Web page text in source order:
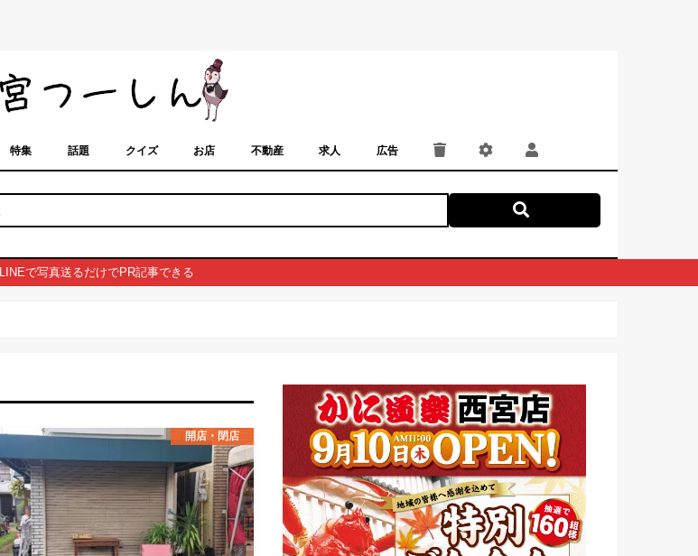
特集 話題 クイズ お店 不動産 求人 広告
LINEで写真送るだけでPR記事できる
開店・閉店